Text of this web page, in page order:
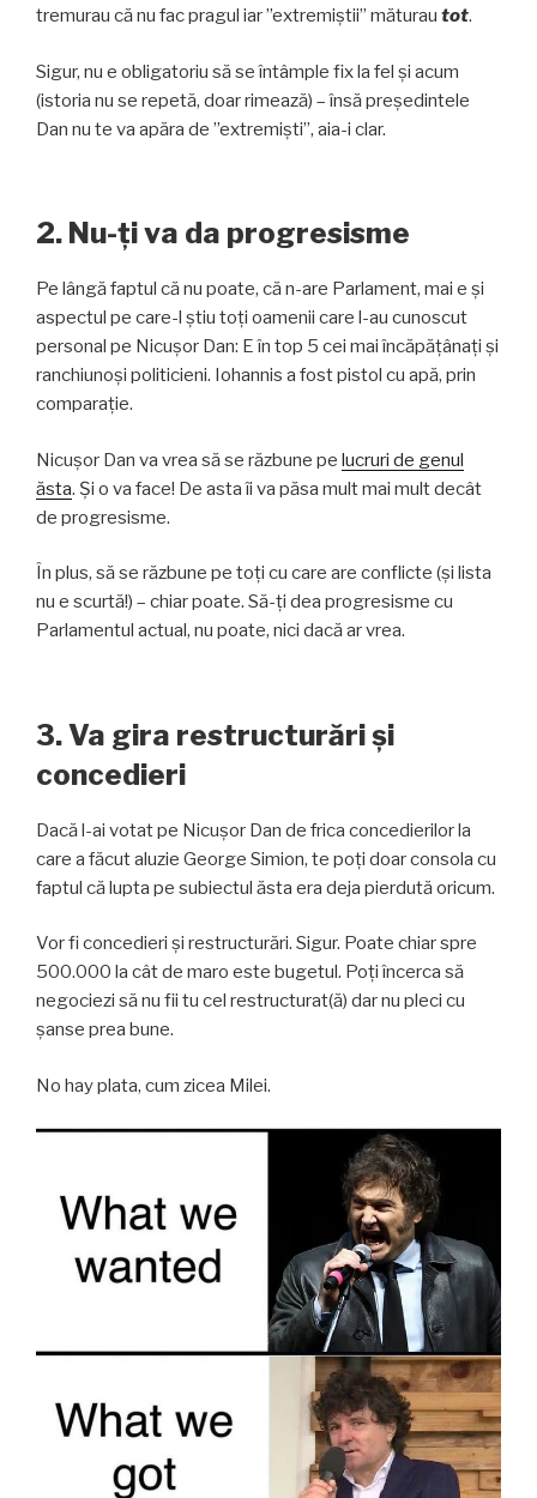
tremurau că nu fac pragul iar ”extremiștii” măturau tot.
Sigur, nu e obligatoriu să se întâmple fix la fel și acum
(istoria nu se repetă, doar rimează) – însă președintele
Dan nu te va apăra de ”extremiști”, aia-i clar.
2. Nu-ți va da progresisme
Pe lângă faptul că nu poate, că n-are Parlament, mai e și
aspectul pe care-l știu toți oamenii care l-au cunoscut
personal pe Nicușor Dan: E în top 5 cei mai încăpățânați și
ranchiunoși politicieni. Iohannis a fost pistol cu apă, prin
comparație.
Nicușor Dan va vrea să se răzbune pe lucruri de genul
ăsta. Și o va face! De asta îi va păsa mult mai mult decât
de progresisme.
În plus, să se răzbune pe toți cu care are conflicte (și lista
nu e scurtă!) – chiar poate. Să-ți dea progresisme cu
Parlamentul actual, nu poate, nici dacă ar vrea.
3. Va gira restructurări și
concedieri
Dacă l-ai votat pe Nicușor Dan de frica concedierilor la
care a făcut aluzie George Simion, te poți doar consola cu
faptul că lupta pe subiectul ăsta era deja pierdută oricum.
Vor fi concedieri și restructurări. Sigur. Poate chiar spre
500.000 la cât de maro este bugetul. Poți încerca să
negociezi să nu fii tu cel restructurat(ă) dar nu pleci cu
șanse prea bune.
No hay plata, cum zicea Milei.